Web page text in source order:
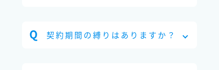
契約期間の縛りはありますか？